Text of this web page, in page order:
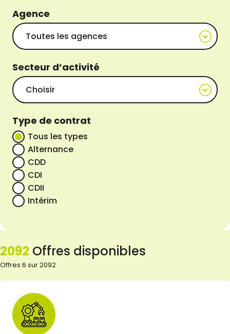
Agence
Secteur d’activité
Type de contrat
Tous les types
Alternance
CDD
CDI
CDII
Intérim
2092 Offres disponibles
Offres 6 sur 2092